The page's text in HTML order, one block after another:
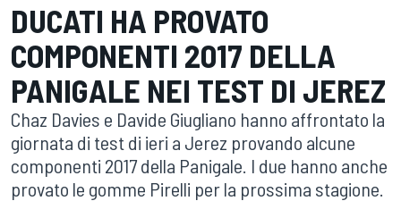
DUCATI HA PROVATO
COMPONENTI 2017 DELLA
PANIGALE NEI TEST DI JEREZ
Chaz Davies e Davide Giugliano hanno affrontato la
giornata di test di ieri a Jerez provando alcune
componenti 2017 della Panigale. I due hanno anche
provato le gomme Pirelli per la prossima stagione.